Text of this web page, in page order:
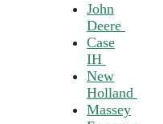
John
Deere
Case
IH
New
Holland
Massey